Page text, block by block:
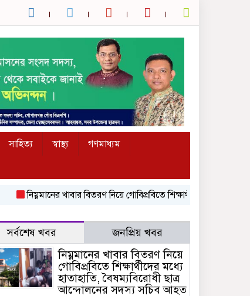
সাহিত্য স্বাস্থ্য
গণমাধ্যম
নিম্নমানের খাবার বিতরণ নিয়ে গোবিপ্রবিতে শিক্ষার্থীদের মধ্যে
সর্বশেষ খবর জনপ্রিয় খবর
নিম্নমানের খাবার বিতরণ নিয়ে
গোবিপ্রবিতে শিক্ষার্থীদের মধ্যে
হাতাহাতি, বৈষম্যবিরোধী ছাত্র
আন্দোলনের সদস্য সচিব আহত